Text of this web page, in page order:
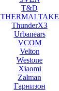
T&D
THERMALTAKE
ThunderX3
Urbanears
VCOM
Velton
Westone
Xiaomi
Zalman
Гарнизон